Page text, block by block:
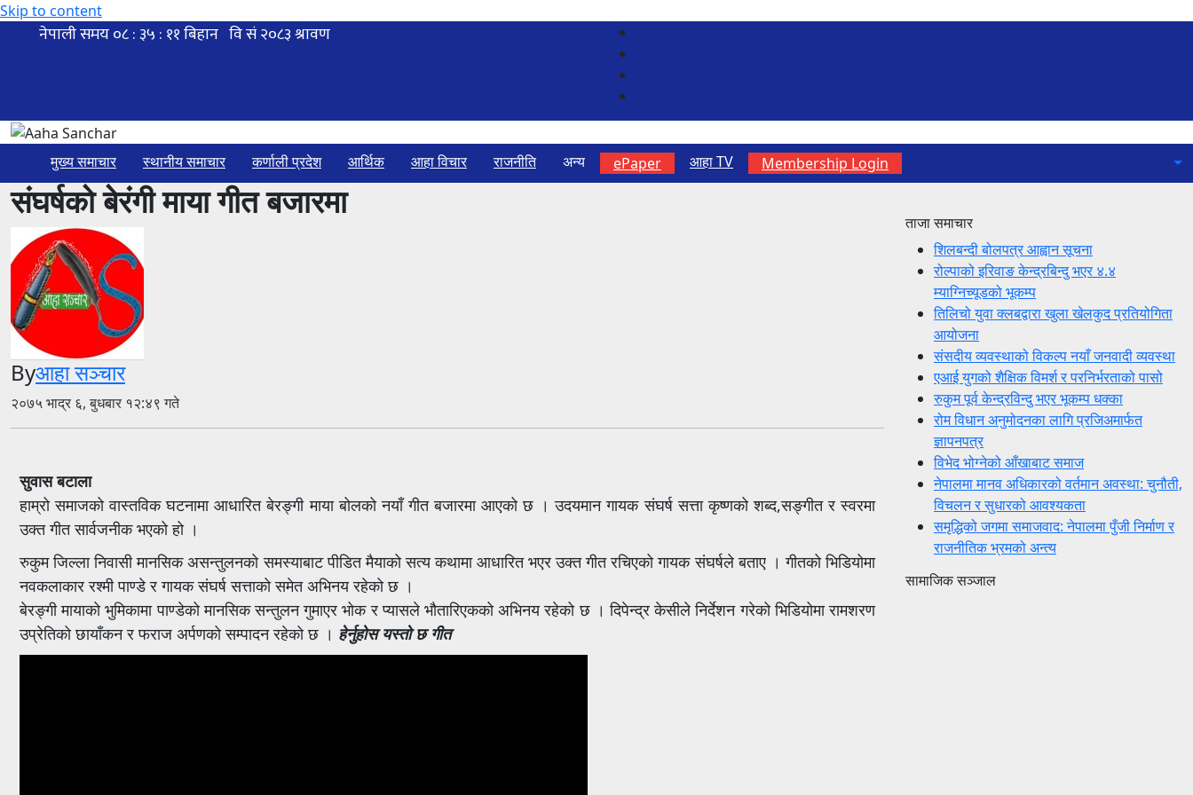
Skip to content
मुख्य समाचार स्थानीय समाचार कर्णाली प्रदेश आर्थिक आहा विचार राजनीति अन्य ePaper आहा TV Membership Login
संघर्षको बेरंगी माया गीत बजारमा
Byआहा सञ्चार
२०७५ भाद्र ६, बुधबार १२:४९ गते
सुवास बटाला
हाम्रो समाजको वास्तविक घटनामा आधारित बेरङ्गी माया बोलको नयाँ गीत बजारमा आएको छ । उदयमान गायक संघर्ष सत्ता कृष्णको शब्द,सङ्गीत र स्वरमा
उक्त गीत सार्वजनीक भएको हो ।
रुकुम जिल्ला निवासी मानसिक असन्तुलनको समस्याबाट पीडित मैयाको सत्य कथामा आधारित भएर उक्त गीत रचिएको गायक संघर्षले बताए । गीतको भिडियोमा
नवकलाकार रश्मी पाण्डे र गायक संघर्ष सत्ताको समेत अभिनय रहेको छ ।
बेरङ्गी मायाको भुमिकामा पाण्डेको मानसिक सन्तुलन गुमाएर भोक र प्यासले भौतारिएकको अभिनय रहेको छ । दिपेन्द्र केसीले निर्देशन गरेको भिडियोमा रामशरण
उप्रेतिको छायाँकन र फराज अर्पणको सम्पादन रहेको छ । हेर्नुहोस यस्तो छ गीत
ताजा समाचार
शिलबन्दी बोलपत्र आह्वान सूचना
रोल्पाको इरिवाङ केन्द्रबिन्दु भएर ४.४
म्याग्निच्यूडको भूकम्प
तिलिचो युवा क्लबद्वारा खुला खेलकुद प्रतियोगिता
आयोजना
संसदीय व्यवस्थाको विकल्प नयाँ जनवादी व्यवस्था
एआई युगको शैक्षिक विमर्श र परनिर्भरताको पासो
रुकुम पूर्व केन्द्रविन्दु भएर भूकम्प धक्का
रोम विधान अनुमोदनका लागि प्रजिअमार्फत
ज्ञापनपत्र
विभेद भोग्नेको आँखाबाट समाज
नेपालमा मानव अधिकारको वर्तमान अवस्था: चुनौती,
विचलन र सुधारको आवश्यकता
समृद्धिको जगमा समाजवाद: नेपालमा पुँजी निर्माण र
राजनीतिक भ्रमको अन्त्य
सामाजिक सञ्जाल